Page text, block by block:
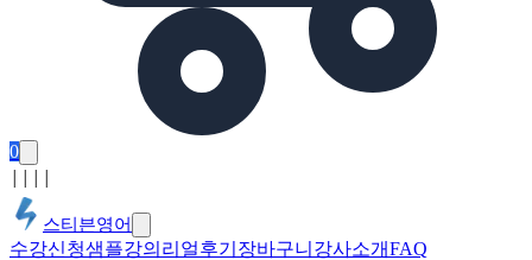
0
스티븐영어
수강신청샘플강의 리얼후기 장바구니 강사소개FAQ